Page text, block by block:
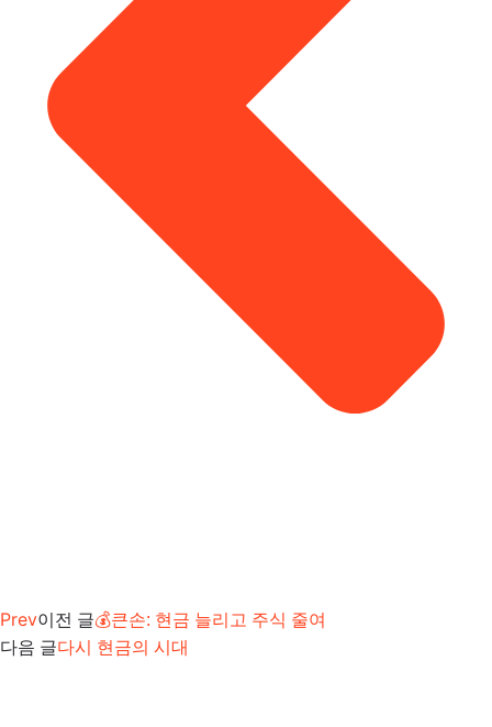
Prev이전 글💰큰손: 현금 늘리고 주식 줄여
다음 글다시 현금의 시대